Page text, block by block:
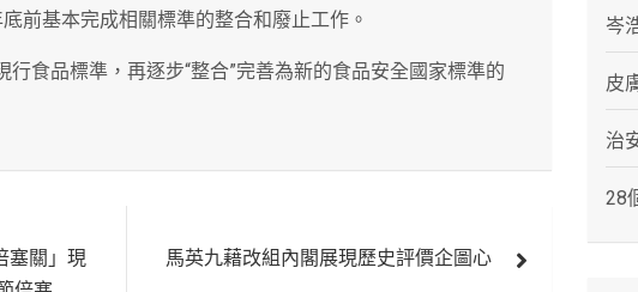
前基本完成相關標準的整合和廢止工作。
行食品標準，再逐步“整合”完善為新的食品安全國家標準的
塞關」現
馬英九藉改組內閣展現歷史評價企圖心
岑
皮
治
28